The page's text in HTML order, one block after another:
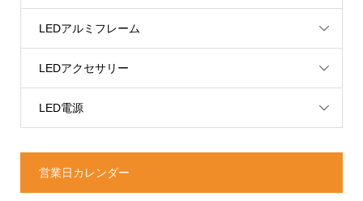
LEDアルミフレーム
LEDアクセサリー
LED電源
営業日カレンダー